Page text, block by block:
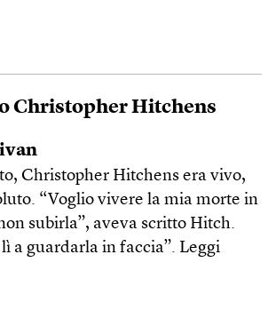
Christopher Hitchens
Christopher Hitchens era vivo,
“Voglio vivere la mia morte in
subirla”, aveva scritto Hitch.
a guardarla in faccia”. Leggi